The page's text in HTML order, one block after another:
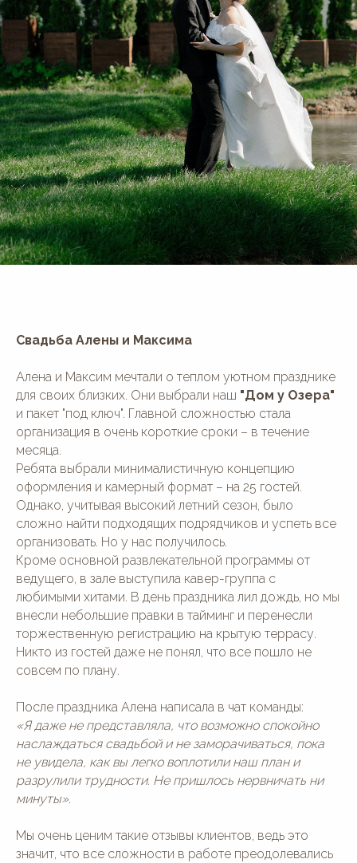
Свадьба Алены и Максима
Алена и Максим мечтали о теплом уютном празднике
для своих близких. Они выбрали наш "Дом у Озера"
и пакет "под ключ". Главной сложностью стала
организация в очень короткие сроки – в течение
месяца.
Ребята выбрали минималистичную концепцию
оформления и камерный формат – на 25 гостей.
Однако, учитывая высокий летний сезон, было
сложно найти подходящих подрядчиков и успеть все
организовать. Но у нас получилось.
Кроме основной развлекательной программы от
ведущего, в зале выступила кавер-группа с
любимыми хитами. В день праздника лил дождь, но мы
внесли небольшие правки в тайминг и перенесли
торжественную регистрацию на крытую террасу.
Никто из гостей даже не понял, что все пошло не
совсем по плану.
После праздника Алена написала в чат команды:
«Я даже не представляла, что возможно спокойно
наслаждаться свадьбой и не заморачиваться, пока
не увидела, как вы легко воплотили наш план и
разрулили трудности. Не пришлось нервничать ни
минуты».
Мы очень ценим такие отзывы клиентов, ведь это
значит, что все сложности в работе преодолевались